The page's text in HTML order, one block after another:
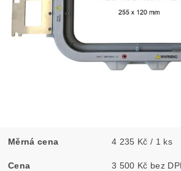
Měrná cena 4 235 Kč / 1 ks
Cena 3 500 Kč bez